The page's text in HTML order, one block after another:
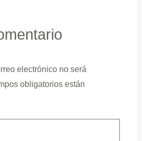
electrónico no será
obligatorios están